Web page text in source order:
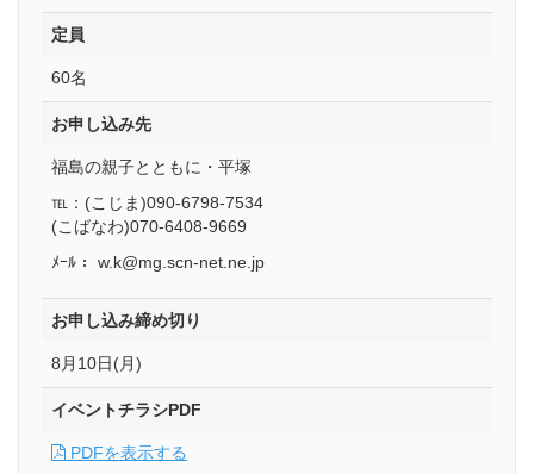
定員
60名
お申し込み先
福島の親子とともに・平塚
℡：(こじま)090-6798-7534
(こばなわ)070-6408-9669
ﾒｰﾙ： w.k@mg.scn-net.ne.jp
お申し込み締め切り
8月10日(月)
イベントチラシPDF
PDFを表示する